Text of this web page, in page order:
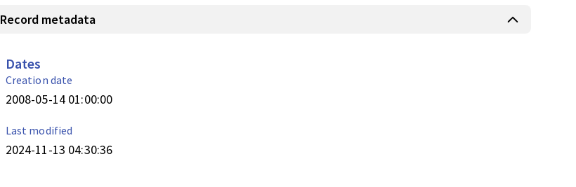
Record metadata
Dates
Creation date
2008-05-14 01:00:00
Last modified
2024-11-13 04:30:36